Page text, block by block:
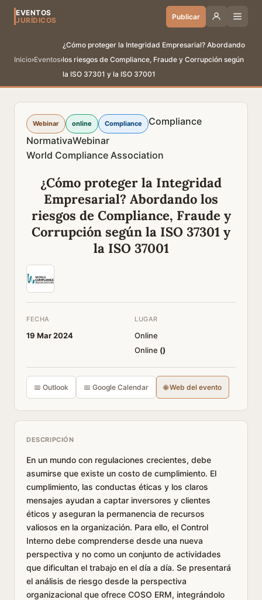
EVENTOS
JURÍDICOS
Publicar
Inicio›Eventos›
¿Cómo proteger la Integridad Empresarial? Abordando
los riesgos de Compliance, Fraude y Corrupción según
la ISO 37301 y la ISO 37001
Webinar online Compliance
Compliance
NormativaWebinar
World Compliance Association
¿Cómo proteger la Integridad
Empresarial? Abordando los
riesgos de Compliance, Fraude y
Corrupción según la ISO 37301 y
la ISO 37001
FECHA
19 Mar 2024
LUGAR
Online
Online ()
📅 Outlook 📅 Google Calendar 🌐 Web del evento
DESCRIPCIÓN
En un mundo con regulaciones crecientes, debe
asumirse que existe un costo de cumplimiento. El
cumplimiento, las conductas éticas y los claros
mensajes ayudan a captar inversores y clientes
éticos y aseguran la permanencia de recursos
valiosos en la organización. Para ello, el Control
Interno debe comprenderse desde una nueva
perspectiva y no como un conjunto de actividades
que dificultan el trabajo en el día a día. Se presentará
el análisis de riesgo desde la perspectiva
organizacional que ofrece COSO ERM, integrándolo